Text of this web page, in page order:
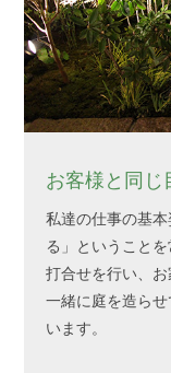
お客様と同じ
私達の仕事の基
る」ということ
打合せを行い、お
一緒に庭を造ら
います。